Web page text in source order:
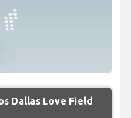
Dallas Love Field